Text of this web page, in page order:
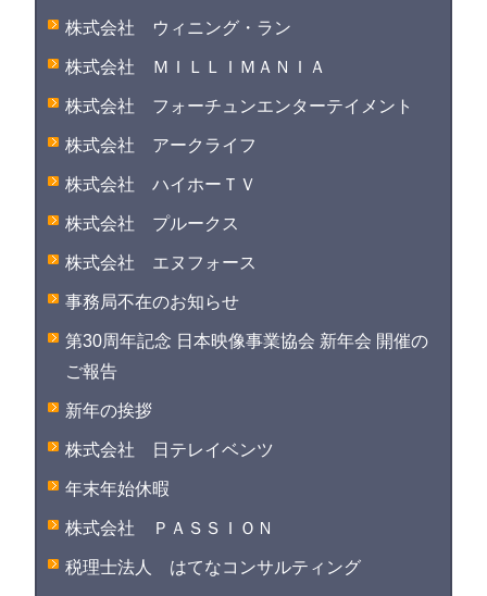
株式会社 ウィニング・ラン
株式会社 ＭＩＬＬＩＭＡＮＩＡ
株式会社 フォーチュンエンターテイメント
株式会社 アークライフ
株式会社 ハイホーＴＶ
株式会社 プルークス
株式会社 エヌフォース
事務局不在のお知らせ
第30周年記念 日本映像事業協会 新年会 開催の
ご報告
新年の挨拶
株式会社 日テレイベンツ
年末年始休暇
株式会社 ＰＡＳＳＩＯＮ
税理士法人 はてなコンサルティング